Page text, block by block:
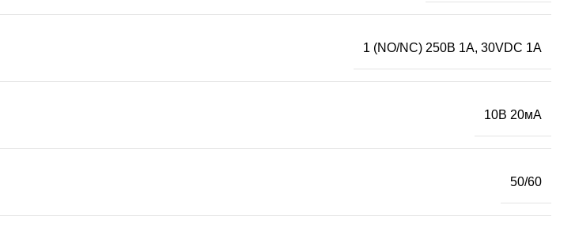
1 (NO/NC) 250В 1А, 30VDC 1А
10В 20мА
50/60